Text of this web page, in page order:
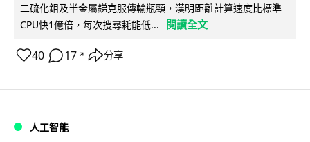
二硫化鉬及半金屬銻克服傳輸瓶頸，漢明距離計算速度比標準
CPU快1億倍，每次搜尋耗能低...
閱讀全文
40 17 ↗ 分享
人工智能